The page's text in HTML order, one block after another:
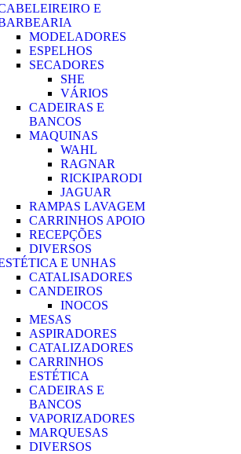
E
MODELADORES
ESPELHOS
SECADORES
SHE
VÁRIOS
CADEIRAS E
BANCOS
MAQUINAS
WAHL
RAGNAR
RICKIPARODI
JAGUAR
RAMPAS LAVAGEM
CARRINHOS APOIO
RECEPÇÕES
DIVERSOS
E UNHAS
CATALISADORES
CANDEIROS
INOCOS
MESAS
ASPIRADORES
CATALIZADORES
CARRINHOS
ESTÉTICA
CADEIRAS E
BANCOS
VAPORIZADORES
MARQUESAS
DIVERSOS